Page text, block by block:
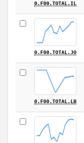
0.F00.TOTAL.IL
0.F00.TOTAL.JO
0.F00.TOTAL.LB